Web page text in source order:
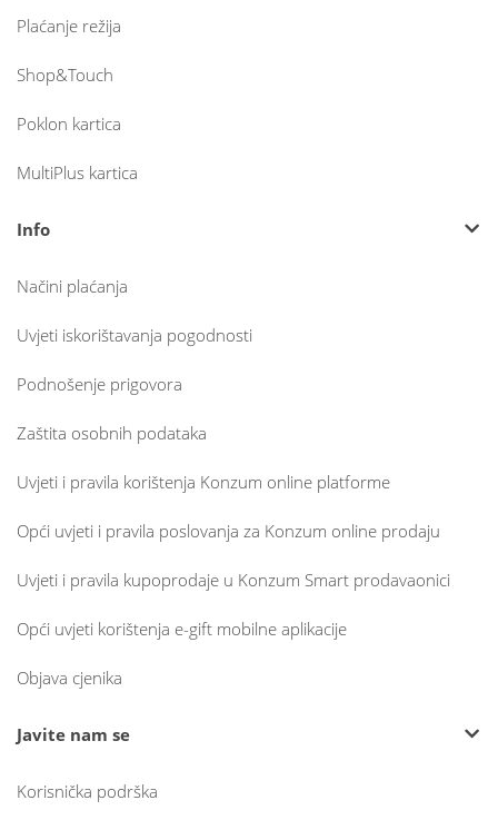
Plaćanje režija
Shop&Touch
Poklon kartica
MultiPlus kartica
Info
Načini plaćanja
Uvjeti iskorištavanja pogodnosti
Podnošenje prigovora
Zaštita osobnih podataka
Uvjeti i pravila korištenja Konzum online platforme
Opći uvjeti i pravila poslovanja za Konzum online prodaju
Uvjeti i pravila kupoprodaje u Konzum Smart prodavaonici
Opći uvjeti korištenja e-gift mobilne aplikacije
Objava cjenika
Javite nam se
Korisnička podrška